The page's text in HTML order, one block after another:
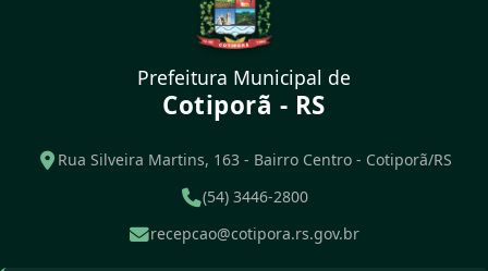
Prefeitura Municipal de
Cotiporã - RS
Rua Silveira Martins, 163 - Bairro Centro - Cotiporã/RS
(54) 3446-2800
recepcao@cotipora.rs.gov.br